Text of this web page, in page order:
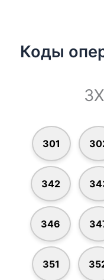
Коды
301
342
346
351